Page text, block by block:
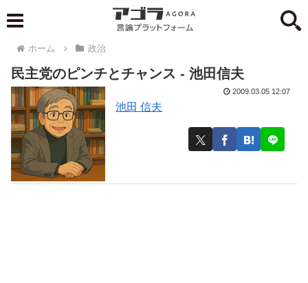
ホーム 政治
民主党のピンチとチャンス - 池田信夫
池田 信夫
2009.03.05 12:07